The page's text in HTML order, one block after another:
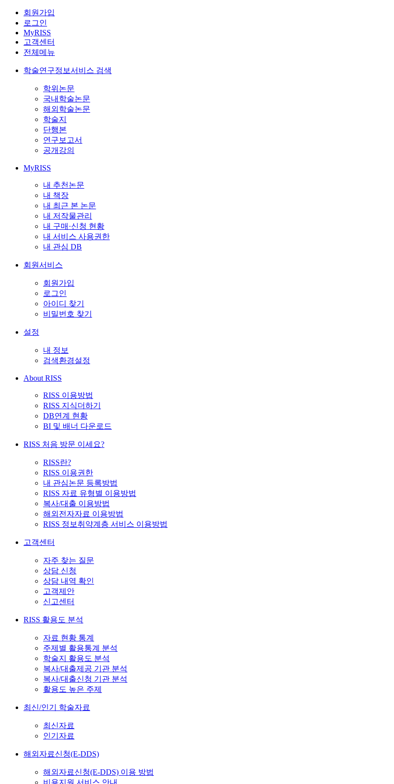
회원가입
로그인
MyRISS
고객센터
전체메뉴
학술연구정보서비스 검색
학위논문
국내학술논문
해외학술논문
학술지
단행본
연구보고서
공개강의
MyRISS
내 추천논문
내 책장
내 최근 본 논문
내 저작물관리
내 구매·신청 현황
내 서비스 사용권한
내 관심 DB
회원서비스
회원가입
로그인
아이디 찾기
비밀번호 찾기
설정
내 정보
검색환경설정
About RISS
RISS 이용방법
RISS 지식더하기
DB연계 현황
BI 및 배너 다운로드
RISS 처음 방문 이세요?
RISS란?
RISS 이용권한
내 관심논문 등록방법
RISS 자료 유형별 이용방법
복사/대출 이용방법
해외전자자료 이용방법
RISS 정보취약계층 서비스 이용방법
고객센터
자주 찾는 질문
상담 신청
상담 내역 확인
고객제안
신고센터
RISS 활용도 분석
자료 현황 통계
주제별 활용통계 분석
학술지 활용도 분석
복사/대출제공 기관 분석
복사/대출신청 기관 분석
활용도 높은 주제
최신/인기 학술자료
최신자료
인기자료
해외자료신청(E-DDS)
해외자료신청(E-DDS) 이용 방법
비용지원 서비스 안내